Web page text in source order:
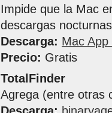
Impide que la Mac
descargas
Descarga: Mac App
Precio: Gratis
TotalFinder
Agrega (entre otras